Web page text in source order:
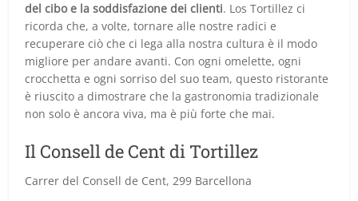
del cibo e la soddisfazione dei clienti. Los Tortillez ci
ricorda che, a volte, tornare alle nostre radici e
recuperare ciò che ci lega alla nostra cultura è il modo
migliore per andare avanti. Con ogni omelette, ogni
crocchetta e ogni sorriso del suo team, questo ristorante
è riuscito a dimostrare che la gastronomia tradizionale
non solo è ancora viva, ma è più forte che mai.
Il Consell de Cent di Tortillez
Carrer del Consell de Cent, 299 Barcellona